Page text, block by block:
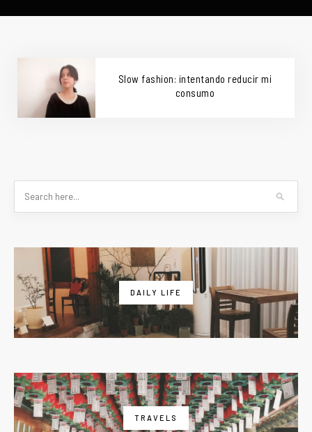
Slow fashion: intentando reducir mi
consumo
DAILY LIFE
TRAVELS